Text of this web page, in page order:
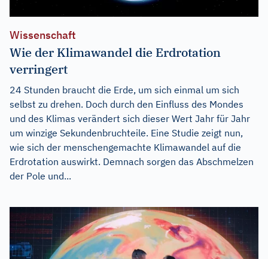
Wissenschaft
Wie der Klimawandel die Erdrotation
verringert
24 Stunden braucht die Erde, um sich einmal um sich
selbst zu drehen. Doch durch den Einfluss des Mondes
und des Klimas verändert sich dieser Wert Jahr für Jahr
um winzige Sekundenbruchteile. Eine Studie zeigt nun,
wie sich der menschengemachte Klimawandel auf die
Erdrotation auswirkt. Demnach sorgen das Abschmelzen
der Pole und...